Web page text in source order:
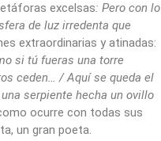
excelsas: Pero con lo
de luz irredenta que
extraordinarias y atinadas:
si tú fueras una torre
ceden… / Aquí se queda el
serpiente hecha un ovillo
ocurre con todas sus
un gran poeta.